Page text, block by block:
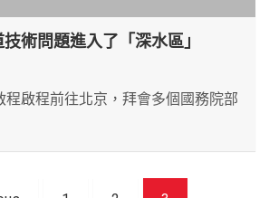
術問題進入了「深水區」
程啟程前往北京，拜會多個國務院部